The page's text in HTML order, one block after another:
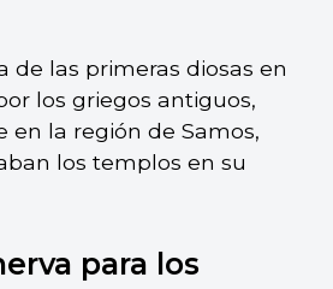
de las primeras diosas en
los griegos antiguos,
en la región de Samos,
los templos en su
para los